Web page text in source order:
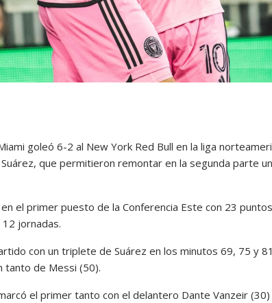
goleó 6-2 al New York Red Bull en la liga
que permitieron remontar en la segunda parte
el primer puesto de la Conferencia Este con 23
12 jornadas.
con un triplete de Suárez en los minutos 69, 75 y
tanto de Messi (50).
el primer tanto con el delantero Dante Vanzeir